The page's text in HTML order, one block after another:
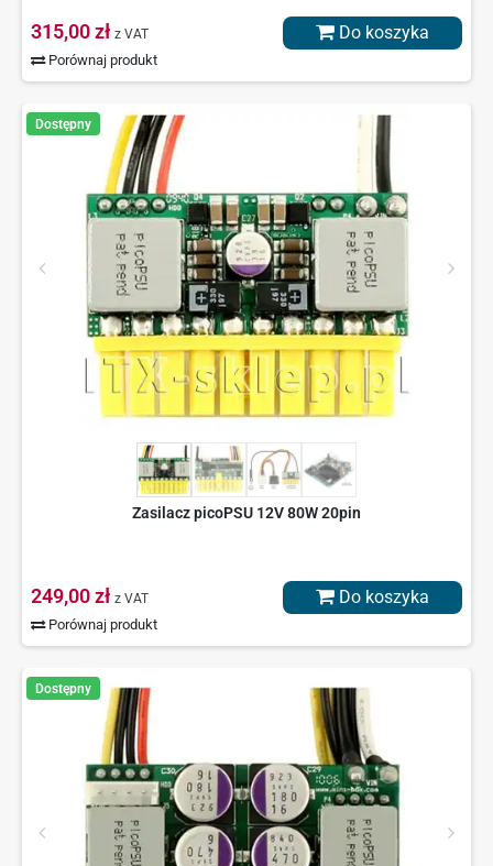
315,00 zł z VAT
Porównaj produkt
Do koszyka
Dostępny
Zasilacz picoPSU 12V 80W 20pin
249,00 zł z VAT
Porównaj produkt
Do koszyka
Dostępny